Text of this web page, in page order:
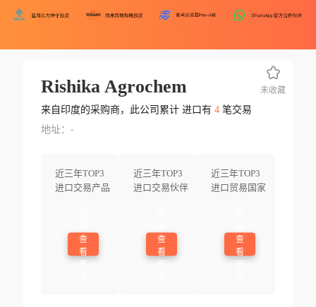
Rishika Agrochem
来自印度的采购商，此公司累计 进口有 4笔交易
地址：-
近三年TOP3
进口交易产品
查
看
近三年TOP3
进口交易伙伴
查
看
近三年TOP3
进口贸易国家
查
看
未收藏